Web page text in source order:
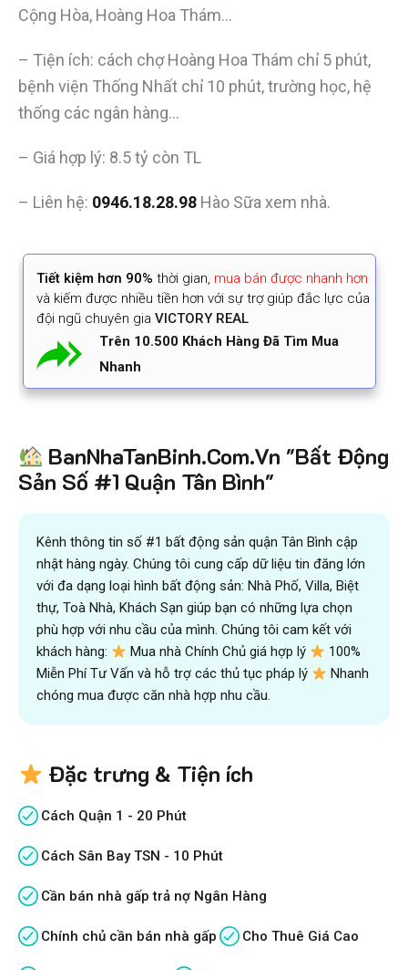
Cộng Hòa, Hoàng Hoa Thám…
– Tiện ích: cách chợ Hoàng Hoa Thám chỉ 5 phút,
bệnh viện Thống Nhất chỉ 10 phút, trường học, hệ
thống các ngân hàng…
– Giá hợp lý: 8.5 tỷ còn TL
– Liên hệ: 0946.18.28.98 Hào Sữa xem nhà.
Tiết kiệm hơn 90% thời gian, mua bán được nhanh hơn
và kiếm được nhiều tiền hơn với sự trợ giúp đắc lực của
đội ngũ chuyên gia VICTORY REAL
Trên 10.500 Khách Hàng Đã Tìm Mua
Nhanh
BanNhaTanBinh.Com.Vn "Bất Động
Sản Số #1 Quận Tân Bình"
Kênh thông tin số #1 bất động sản quận Tân Bình cập
nhật hàng ngày. Chúng tôi cung cấp dữ liệu tin đăng lớn
với đa dạng loại hình bất động sản: Nhà Phố, Villa, Biệt
thự, Toà Nhà, Khách Sạn giúp bạn có những lựa chọn
phù hợp với nhu cầu của mình. Chúng tôi cam kết với
khách hàng:
Mua nhà Chính Chủ giá hợp lý
100%
Miễn Phí Tư Vấn và hỗ trợ các thủ tục pháp lý
Nhanh
chóng mua được căn nhà hợp nhu cầu.
Đặc trưng & Tiện ích
Cách Quận 1 - 20 Phút
Cách Sân Bay TSN - 10 Phút
Cần bán nhà gấp trả nợ Ngân Hàng
Chính chủ cần bán nhà gấp Cho Thuê Giá Cao